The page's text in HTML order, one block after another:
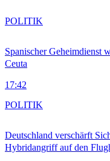
Spanischer Geheimdienst
Ceuta
17:42
POLITIK
Deutschland verschärft
Hybridangriff auf den
POLITIK